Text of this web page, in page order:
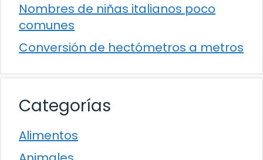
Nombres de niñas italianos poco
comunes
Conversión de hectómetros a metros
Categorías
Alimentos